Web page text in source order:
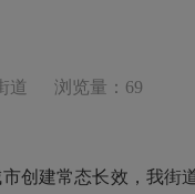
道 浏览量：69
建常态长效，我街